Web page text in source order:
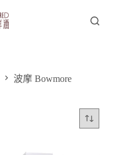
波摩 Bowmore